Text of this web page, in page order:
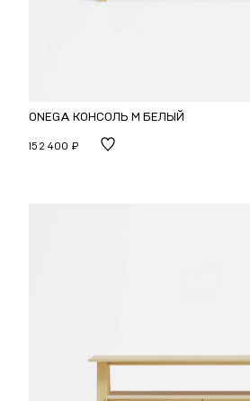
ONEGA КОНСОЛЬ M БЕЛЫЙ
152 400 ₽